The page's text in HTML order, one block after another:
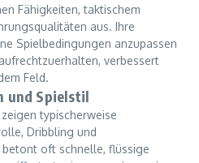
Fähigkeiten, taktischem
aus. Ihre
Spielbedingungen anzupassen
verbessert
Feld.
und Spielstil
typischerweise
Dribbling und
oft schnelle, flüssige